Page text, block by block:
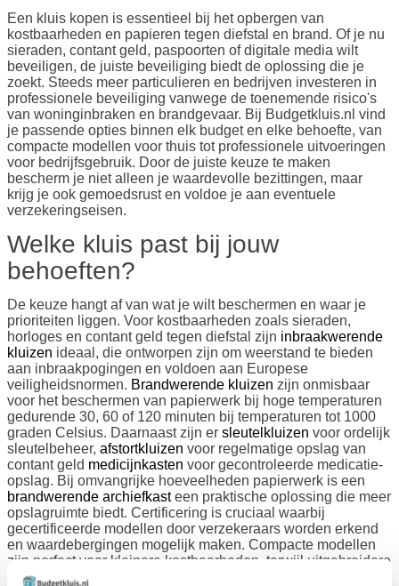
Een kluis kopen is essentieel bij het opbergen van
kostbaarheden en papieren tegen diefstal en brand. Of je nu
sieraden, contant geld, paspoorten of digitale media wilt
beveiligen, de juiste beveiliging biedt de oplossing die je
zoekt. Steeds meer particulieren en bedrijven investeren in
professionele beveiliging vanwege de toenemende risico's
van woninginbraken en brandgevaar. Bij Budgetkluis.nl vind
je passende opties binnen elk budget en elke behoefte, van
compacte modellen voor thuis tot professionele uitvoeringen
voor bedrijfsgebruik. Door de juiste keuze te maken
bescherm je niet alleen je waardevolle bezittingen, maar
krijg je ook gemoedsrust en voldoe je aan eventuele
verzekeringseisen.
Welke kluis past bij jouw
behoeften?
De keuze hangt af van wat je wilt beschermen en waar je
prioriteiten liggen. Voor kostbaarheden zoals sieraden,
horloges en contant geld tegen diefstal zijn inbraakwerende
kluizen ideaal, die ontworpen zijn om weerstand te bieden
aan inbraakpogingen en voldoen aan Europese
veiligheidsnormen. Brandwerende kluizen zijn onmisbaar
voor het beschermen van papierwerk bij hoge temperaturen
gedurende 30, 60 of 120 minuten bij temperaturen tot 1000
graden Celsius. Daarnaast zijn er sleutelkluizen voor ordelijk
sleutelbeheer, afstortkluizen voor regelmatige opslag van
contant geld medicijnkasten voor gecontroleerde medicatie-
opslag. Bij omvangrijke hoeveelheden papierwerk is een
brandwerende archiefkasteen praktische oplossing die meer
opslagruimte biedt. Certificering is cruciaal waarbij
gecertificeerde modellen door verzekeraars worden erkend
en waardebergingen mogelijk maken. Compacte modellen
zijn perfect voor kleinere kostbaarheden, terwijl uitgebreidere
safes geschikt zijn voor omvangrijke collecties.